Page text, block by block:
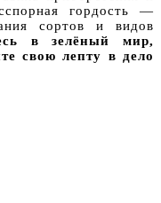
гордость —
сортов и видов
в зелёный мир,
свою лепту в дело